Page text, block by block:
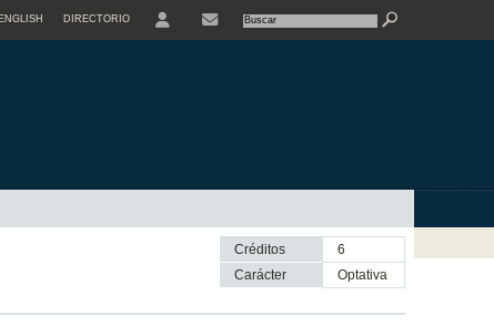
ENGLISH DIRECTORIO
Créditos
6
Carácter
optativa